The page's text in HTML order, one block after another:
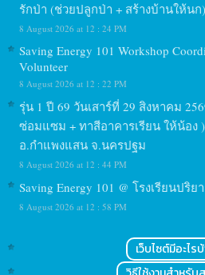
รักป่า (ช่วยปลูกป่า + สร้างบ้านให้น
8 August 2026 at 12 : 24 PM
Saving Energy 101 Workshop
Volunteer
8 August 2026 at 12 : 22 PM
รุ่น 1 ปี 69 วันเสาร์ที่ 29 สิงหาคม
ซ่อมแซม + ทาสีอาคารเรียน ให้น้อง
อ.กำแพงแสน จ.นครปฐม
8 August 2026 at 12 : 44 PM
Saving Energy 101 @ โรงเรียนปริย
8 August 2026 at 12 : 58 PM
เว็บไซต์มีอะไร